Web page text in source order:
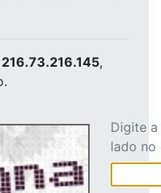
216.73.216.145,
Digite
lado no